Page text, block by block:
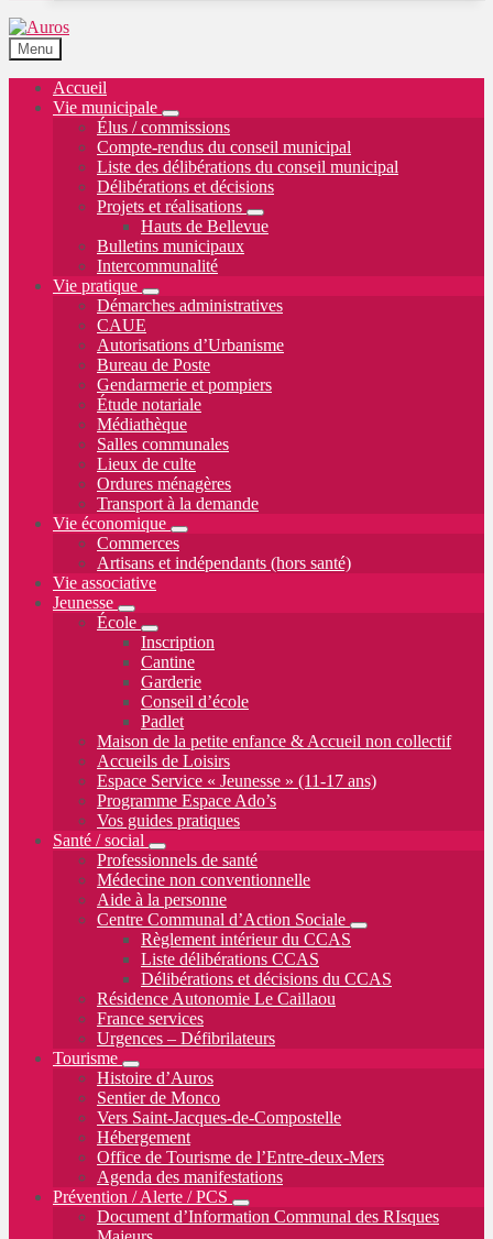
Menu
Accueil
Vie municipale
Élus / commissions
Compte-rendus du conseil municipal
Liste des délibérations du conseil municipal
Délibérations et décisions
Projets et réalisations
Hauts de Bellevue
Bulletins municipaux
Intercommunalité
Vie pratique
Démarches administratives
CAUE
Autorisations d’Urbanisme
Bureau de Poste
Gendarmerie et pompiers
Étude notariale
Médiathèque
Salles communales
Lieux de culte
Ordures ménagères
Transport à la demande
Vie économique
Commerces
Artisans et indépendants (hors santé)
Vie associative
Jeunesse
École
Inscription
Cantine
Garderie
Conseil d’école
Padlet
Maison de la petite enfance & Accueil non collectif
Accueils de Loisirs
Espace Service « Jeunesse » (11-17 ans)
Programme Espace Ado’s
Vos guides pratiques
Santé / social
Professionnels de santé
Médecine non conventionnelle
Aide à la personne
Centre Communal d’Action Sociale
Règlement intérieur du CCAS
Liste délibérations CCAS
Délibérations et décisions du CCAS
Résidence Autonomie Le Caillaou
France services
Urgences – Défibrilateurs
Tourisme
Histoire d’Auros
Sentier de Monco
Vers Saint-Jacques-de-Compostelle
Hébergement
Office de Tourisme de l’Entre-deux-Mers
Agenda des manifestations
Prévention / Alerte / PCS
Document d’Information Communal des RIsques